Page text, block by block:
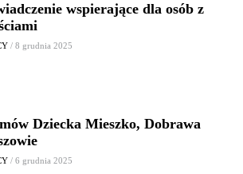
wspierające dla osób z
/ 8 grudnia 2025
Dziecka Mieszko, Dobrawa
/ 6 grudnia 2025